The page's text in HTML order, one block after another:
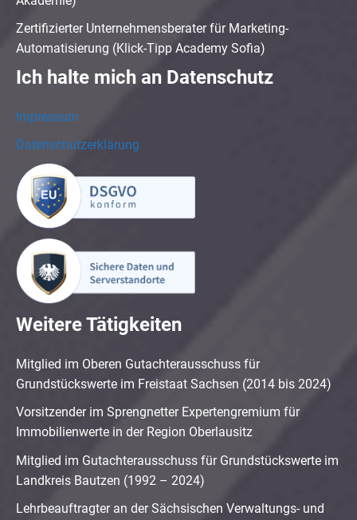
Zertifizierter Unternehmensberater für Marketing-
Automatisierung (Klick-Tipp Academy Sofia)
Ich halte mich an Datenschutz
Impressum
Datenschutzerklärung
Weitere Tätigkeiten
Mitglied im Oberen Gutachterausschuss für
Grundstückswerte im Freistaat Sachsen (2014 bis 2024)
Vorsitzender im Sprengnetter Expertengremium für
Immobilienwerte in der Region Oberlausitz
Mitglied im Gutachterausschuss für Grundstückswerte im
Landkreis Bautzen (1992 – 2024)
Lehrbeauftragter an der Sächsischen Verwaltungs- und